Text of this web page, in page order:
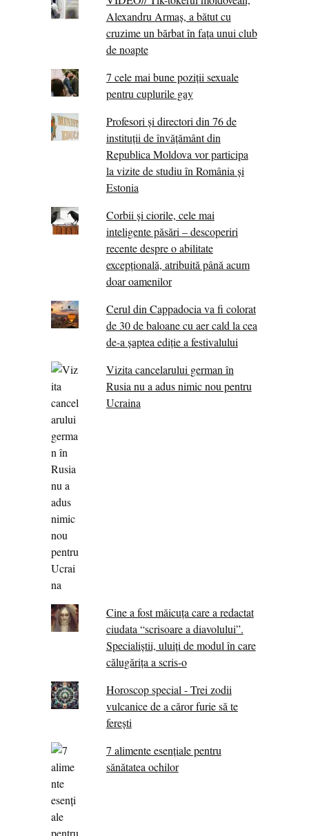
Alexandru Armaș, a bătut cu
cruzime un bărbat în fața unui club
de noapte
7 cele mai bune poziții sexuale
pentru cuplurile gay
Profesori și directori din 76 de
instituții de învățământ din
Republica Moldova vor participa
la vizite de studiu în România și
Estonia
Corbii şi ciorile, cele mai
inteligente păsări – descoperiri
recente despre o abilitate
excepţională, atribuită până acum
doar oamenilor
Cerul din Cappadocia va fi colorat
de 30 de baloane cu aer cald la cea
de-a șaptea ediție a festivalului
Vizita cancelarului german în
Rusia nu a adus nimic nou pentru
Ucraina
Cine a fost măicuţa care a redactat
ciudata “scrisoare a diavolului”.
Specialiştii, uluiţi de modul în care
călugărița a scris-o
Horoscop special - Trei zodii
vulcanice de a căror furie să te
ferești
7 alimente esenţiale pentru
sănătatea ochilor